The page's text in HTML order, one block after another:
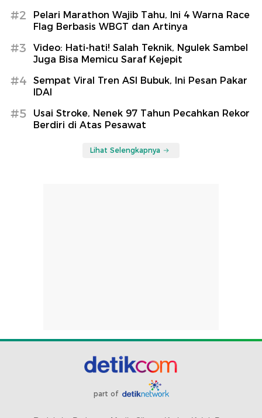
#2
Pelari Marathon Wajib Tahu, Ini 4 Warna Race
Flag Berbasis WBGT dan Artinya
#3
Video: Hati-hati! Salah Teknik, Ngulek Sambel
Juga Bisa Memicu Saraf Kejepit
#4
Sempat Viral Tren ASI Bubuk, Ini Pesan Pakar
IDAI
#5
Usai Stroke, Nenek 97 Tahun Pecahkan Rekor
Berdiri di Atas Pesawat
Lihat Selengkapnya
part of